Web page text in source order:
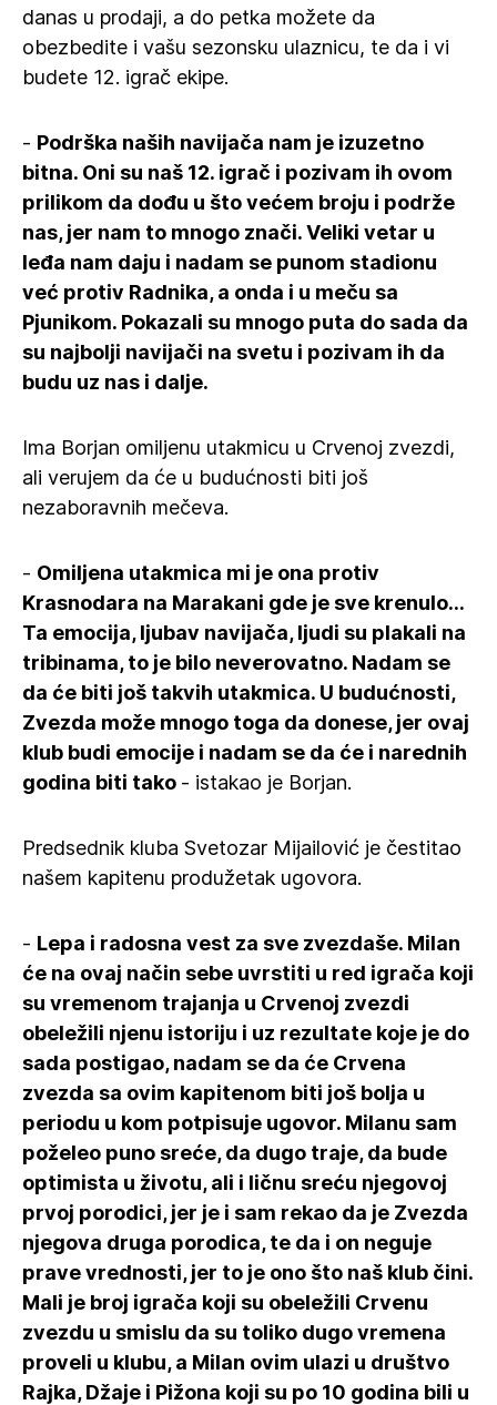
danas u prodaji, a do petka možete da
obezbedite i vašu sezonsku ulaznicu, te da i vi
budete 12. igrač ekipe.
- Podrška naših navijača nam je izuzetno
bitna. Oni su naš 12. igrač i pozivam ih ovom
prilikom da dođu u što većem broju i podrže
nas, jer nam to mnogo znači. Veliki vetar u
leđa nam daju i nadam se punom stadionu
već protiv Radnika, a onda i u meču sa
Pjunikom. Pokazali su mnogo puta do sada da
su najbolji navijači na svetu i pozivam ih da
budu uz nas i dalje.
Ima Borjan omiljenu utakmicu u Crvenoj zvezdi,
ali verujem da će u budućnosti biti još
nezaboravnih mečeva.
- Omiljena utakmica mi je ona protiv
Krasnodara na Marakani gde je sve krenulo...
Ta emocija, ljubav navijača, ljudi su plakali na
tribinama, to je bilo neverovatno. Nadam se
da će biti još takvih utakmica. U budućnosti,
Zvezda može mnogo toga da donese, jer ovaj
klub budi emocije i nadam se da će i narednih
godina biti tako - istakao je Borjan.
Predsednik kluba Svetozar Mijailović je čestitao
našem kapitenu produžetak ugovora.
- Lepa i radosna vest za sve zvezdaše. Milan
će na ovaj način sebe uvrstiti u red igrača koji
su vremenom trajanja u Crvenoj zvezdi
obeležili njenu istoriju i uz rezultate koje je do
sada postigao, nadam se da će Crvena
zvezda sa ovim kapitenom biti još bolja u
periodu u kom potpisuje ugovor. Milanu sam
poželeo puno sreće, da dugo traje, da bude
optimista u životu, ali i ličnu sreću njegovoj
prvoj porodici, jer je i sam rekao da je Zvezda
njegova druga porodica, te da i on neguje
prave vrednosti, jer to je ono što naš klub čini.
Mali je broj igrača koji su obeležili Crvenu
zvezdu u smislu da su toliko dugo vremena
proveli u klubu, a Milan ovim ulazi u društvo
Rajka, Džaje i Pižona koji su po 10 godina bili u